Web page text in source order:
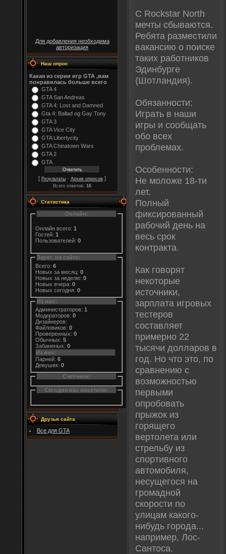
Для добавления необходима
авторизация
Наш опрос
Какая из серии игр GTA ,вам
понравилась больше всего
GTA 4
GTA San Andreas
GTA 4: Lost and Damned
Gta 4: Ballad og Gay Tony
GTA 3
GTA Vice City
GTA Libertycity
GTA Chinatown Wars
GTA 2
GTA
[ Результаты · Архив опросов ]
Всего ответов: 16
Статистика
Онлайн:
Онлайн всего: 1
Гостей: 1
Пользователей: 0
Зарег. на сайте:
Всего: 6
Новых за месяц: 0
Новых за неделю: 0
Новых вчера: 0
Новых сегодня: 0
Из них:
Администраторов: 1
Модераторов: 0
Дизайнеров:
Файловиков: 0
Проверенных: 0
Обычных: 5
Забаненых: 0
Из них:
Парней: 6
Девушек: 0
Счетчики:
Сегодня нас посетили:
Друзья сайта
Все для GTA
С Rockstar North
мечты сбываются.
Ребята разместили
вакансию о поиске
таких работников
Эдинбурге
(Шотландия).
Обязанности:
Играть в наши
игры и сообщать
обо всех
проблемах.
Особенности:
Не моложе 18-ти
лет.
Полный
фиксированный
рабочий день на
весь срок
контракта.
Как говорят
некоторые
источники,
зарплата игровых
тестеров
составляет
примерно 22
тысячи долларов в
год. Но что это, по
сравнению с
возможностью
первыми
опробовать
прыжок из
горящего
вертолета или
стрельбу из
спортивного
автомобиля,
несущегося на
громадной
скорости по
улицам какого-
нибудь города...
например, Лос-
Сантоса.